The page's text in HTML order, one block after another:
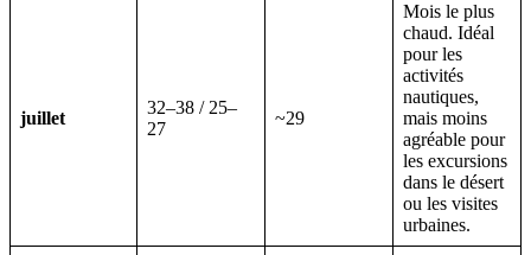
juillet
32–38 / 25–
27
~29
Mois le plus
chaud. Idéal
pour les
activités
nautiques,
mais moins
agréable pour
les excursions
dans le désert
ou les visites
urbaines.